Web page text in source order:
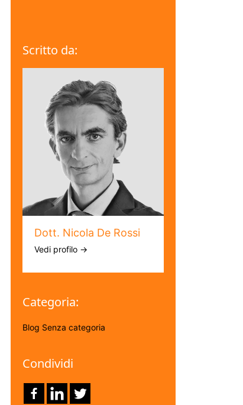
Scritto da:
Dott. Nicola De Rossi
Vedi profilo →
Categoria:
Blog Senza categoria
Condividi